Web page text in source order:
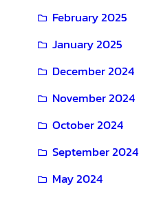
February 2025
January 2025
December 2024
November 2024
October 2024
September 2024
May 2024